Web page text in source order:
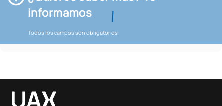
informamos
Todos los campos son obligatorios